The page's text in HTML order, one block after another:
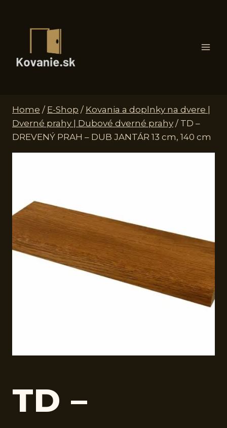
Home / E-Shop / Kovania a doplnky na dvere |
Dverné prahy | Dubové dverné prahy / TD –
DREVENÝ PRAH – DUB JANTÁR 13 cm, 140 cm
TD –